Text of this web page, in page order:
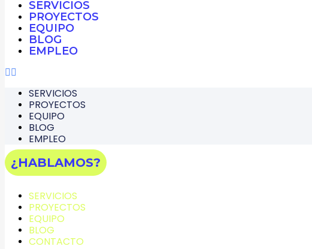
SERVICIOS
PROYECTOS
EQUIPO
BLOG
EMPLEO
SERVICIOS
PROYECTOS
EQUIPO
BLOG
EMPLEO
¿HABLAMOS?
SERVICIOS
PROYECTOS
EQUIPO
BLOG
CONTACTO